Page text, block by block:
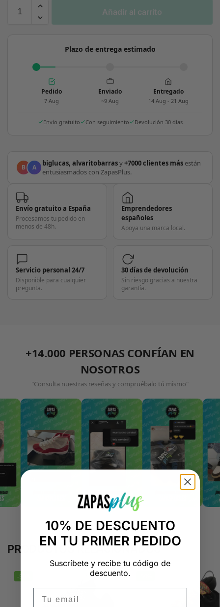
Añadir al carrito
Plazo de entrega estimado
Pedido
7 Aug
Enviado
~9 Aug
Entregado
14 Aug - 21 Aug
Envío gratuito Con seguimiento Devolución 30 días
B A biglucas, alvaritobarrasy+7000 clientes más están
entusiasmados con ZapasPlus.
Envío gratuito a España
Procesamos tu pedido en
menos de 48h.
Emprendedores
españoles
Apoya una marca local.
Servicio personal 24/7
Disponible para cualquier
pregunta.
30 días de devolución
Sin riesgo gracias a nuestra
garantía.
+14.000 PERSONAS CONFÍAN EN
NOSOTROS
"Consulta nuestras reseñas y compruébalo tú mismo"
PRODUCTOS RELACIONADOS
-50%
10% DE DESCUENTO
EN TU PRIMER PEDIDO
Suscríbete y recibe tu código de
descuento.